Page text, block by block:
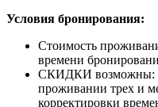
Условия бронирования:
Стоимость
времени
СКИДКИ возможны:
проживании трех и
корректировки